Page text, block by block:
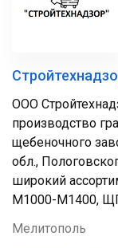
ООО
производство
щебеночного
обл.,
широкий
М1000-М1400,
Мелитополь